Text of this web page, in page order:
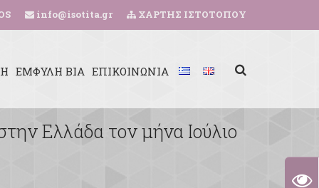
info@isotita.gr ΧΑΡΤΗΣ ΙΣΤΟΤΟΠΟΥ
ΕΜΦΥΛΗ ΒΙΑ ΕΠΙΚΟΙΝΩΝΙΑ
Ελλάδα τον μήνα Ιούλιο